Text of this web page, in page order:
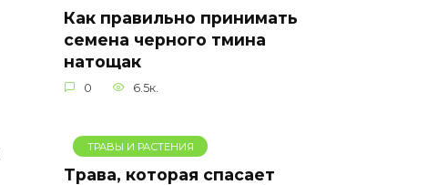
Как правильно принимать
семена черного тмина
натощак
0 6.5к.
ТРАВЫ И РАСТЕНИЯ
Трава, которая спасает